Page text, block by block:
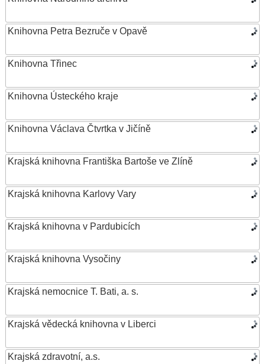
Knihovna Petra Bezruče v Opavě
Knihovna Třinec
Knihovna Ústeckého kraje
Knihovna Václava Čtvrtka v Jičíně
Krajská knihovna Františka Bartoše ve Zlíně
Krajská knihovna Karlovy Vary
Krajská knihovna v Pardubicích
Krajská knihovna Vysočiny
Krajská nemocnice T. Bati, a. s.
Krajská vědecká knihovna v Liberci
Krajská zdravotní, a.s.